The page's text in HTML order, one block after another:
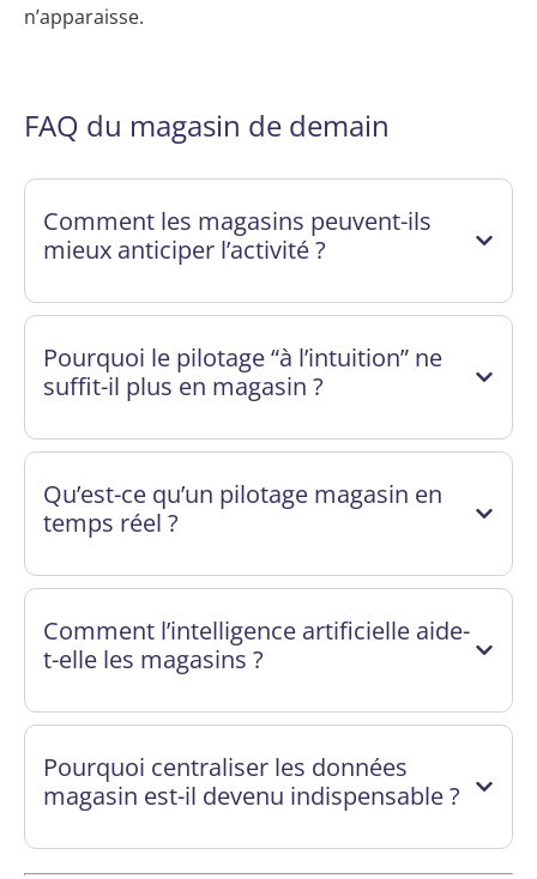
n’apparaisse.
FAQ du magasin de demain
Comment les magasins peuvent-ils
mieux anticiper l’activité ?
Pourquoi le pilotage “à l’intuition” ne
suffit-il plus en magasin ?
Qu’est-ce qu’un pilotage magasin en
temps réel ?
Comment l’intelligence artificielle aide-
t-elle les magasins ?
Pourquoi centraliser les données
magasin est-il devenu indispensable ?